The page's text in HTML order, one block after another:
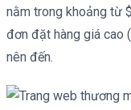
nằm trong khoảng từ
đơn đặt hàng giá cao
nên đến.